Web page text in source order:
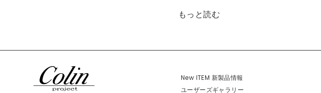
シ
ン
《ﾟ
もっと読む
New ITEM 新製品情報
ユーザーズギャラリー